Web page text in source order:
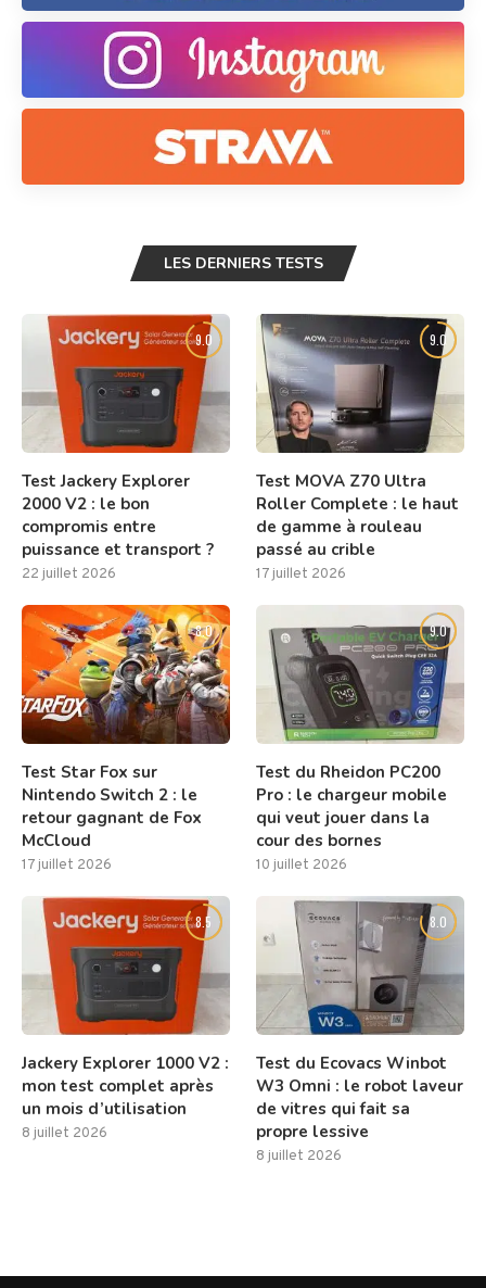
LES DERNIERS TESTS
9.0
Test Jackery Explorer
2000 V2 : le bon
compromis entre
puissance et transport ?
22 juillet 2026
9.0
Test MOVA Z70 Ultra
Roller Complete : le haut
de gamme à rouleau
passé au crible
17 juillet 2026
8.0
Test Star Fox sur
Nintendo Switch 2 : le
retour gagnant de Fox
McCloud
17 juillet 2026
9.0
Test du Rheidon PC200
Pro : le chargeur mobile
qui veut jouer dans la
cour des bornes
10 juillet 2026
8.5
Jackery Explorer 1000 V2 :
mon test complet après
un mois d’utilisation
8 juillet 2026
8.0
Test du Ecovacs Winbot
W3 Omni : le robot laveur
de vitres qui fait sa
propre lessive
8 juillet 2026